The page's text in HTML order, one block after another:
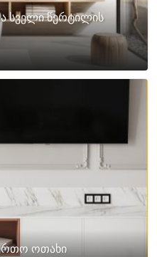
სველი წერტილის
ოთახი